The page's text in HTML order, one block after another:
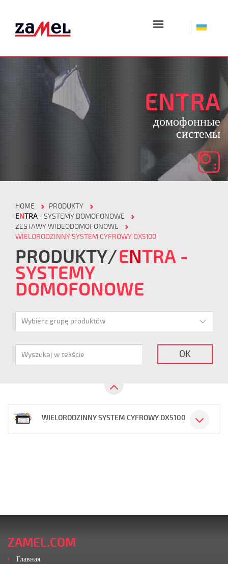
☰
ENTRA
домофонные
системы
HOME
PRODUKTY
ENTRA - SYSTEMY DOMOFONOWE
ZESTAWY WIDEODOMOFONOWE
WIELORODZINNY SYSTEM CYFROWY DX5100
PRODUKTY ENTRA -
SYSTEMY
DOMOFONOWE
Wybierz grupę produktów
OK
WIELORODZINNY SYSTEM CYFROWY DX5100
ZAMEL.COM
Главная